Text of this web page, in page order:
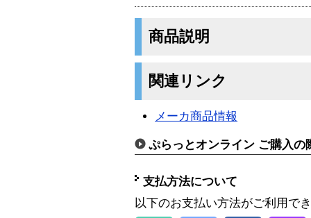
商品説明
関連リンク
メーカ商品情報
ぷらっとオンライン ご購入の
支払方法について
以下のお支払い方法がご利用で